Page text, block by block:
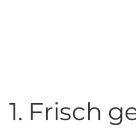
1. Frisch